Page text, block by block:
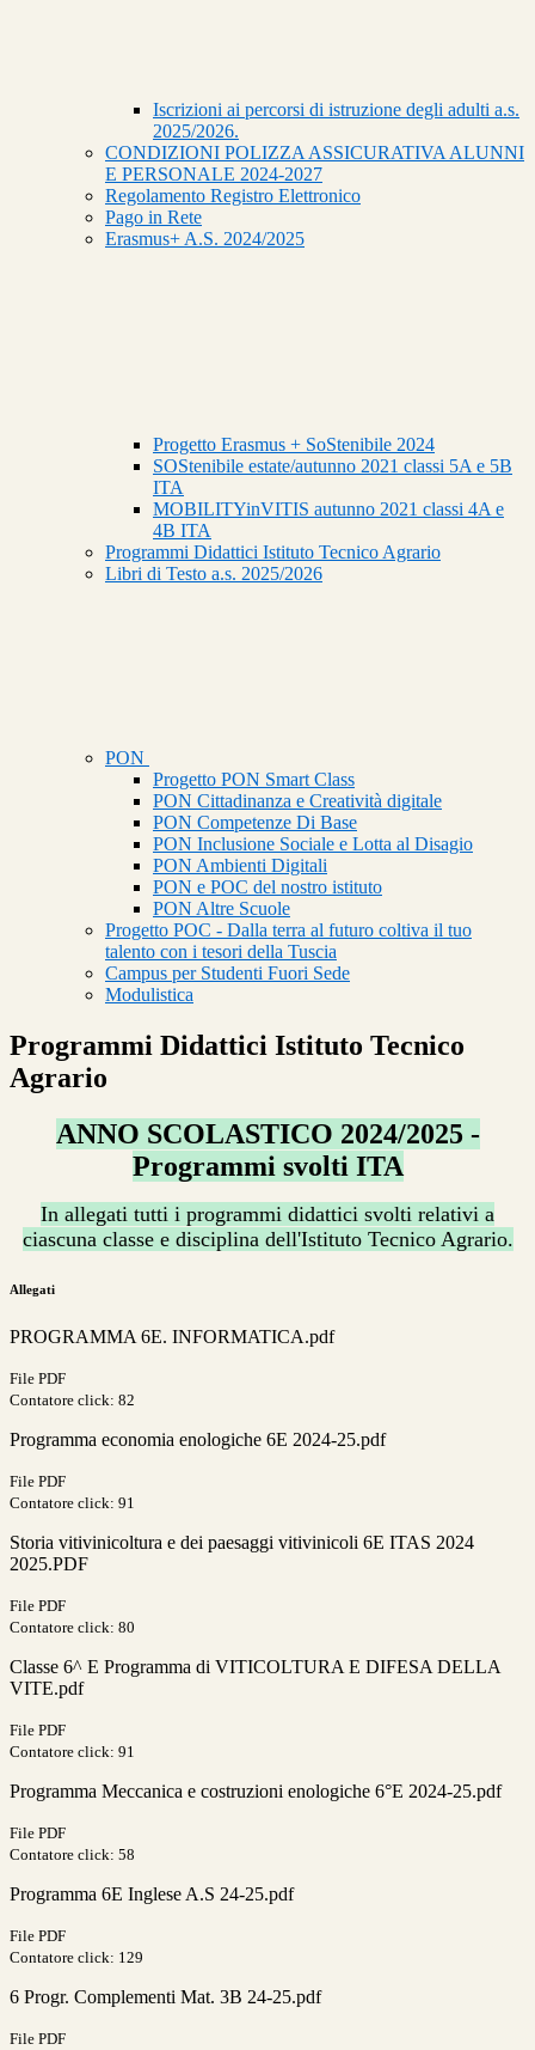
Iscrizioni ai percorsi di istruzione degli adulti a.s.
2025/2026.
CONDIZIONI POLIZZA ASSICURATIVA ALUNNI
E PERSONALE 2024-2027
Regolamento Registro Elettronico
Pago in Rete
Erasmus+ A.S. 2024/2025
Progetto Erasmus + SoStenibile 2024
SOStenibile estate/autunno 2021 classi 5A e 5B
ITA
MOBILITYinVITIS autunno 2021 classi 4A e
4B ITA
Programmi Didattici Istituto Tecnico Agrario
Libri di Testo a.s. 2025/2026
PON
Progetto PON Smart Class
PON Cittadinanza e Creatività digitale
PON Competenze Di Base
PON Inclusione Sociale e Lotta al Disagio
PON Ambienti Digitali
PON e POC del nostro istituto
PON Altre Scuole
Progetto POC - Dalla terra al futuro coltiva il tuo
talento con i tesori della Tuscia
Campus per Studenti Fuori Sede
Modulistica
Programmi Didattici Istituto Tecnico
Agrario
ANNO SCOLASTICO 2024/2025 -
Programmi svolti ITA
In allegati tutti i programmi didattici svolti relativi a
ciascuna classe e disciplina dell'Istituto Tecnico Agrario.
Allegati
PROGRAMMA 6E. INFORMATICA.pdf
File PDF
Contatore click: 82
Programma economia enologiche 6E 2024-25.pdf
File PDF
Contatore click: 91
Storia vitivinicoltura e dei paesaggi vitivinicoli 6E ITAS 2024
2025.PDF
File PDF
Contatore click: 80
Classe 6^ E Programma di VITICOLTURA E DIFESA DELLA
VITE.pdf
File PDF
Contatore click: 91
Programma Meccanica e costruzioni enologiche 6°E 2024-25.pdf
File PDF
Contatore click: 58
Programma 6E Inglese A.S 24-25.pdf
File PDF
Contatore click: 129
6 Progr. Complementi Mat. 3B 24-25.pdf
File PDF